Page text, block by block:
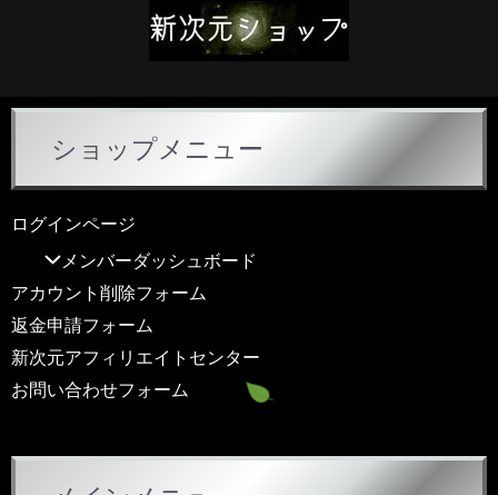
ショップメニュー
ログインページ
メンバーダッシュボード
アカウント削除フォーム
返金申請フォーム
新次元アフィリエイトセンター
お問い合わせフォーム